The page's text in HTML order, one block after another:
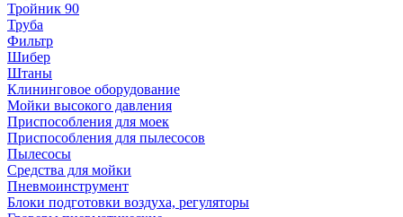
Тройник 90
Труба
Фильтр
Шибер
Штаны
Клининговое оборудование
Мойки высокого давления
Приспособления для моек
Приспособления для пылесосов
Пылесосы
Средства для мойки
Пневмоинструмент
Блоки подготовки воздуха, регуляторы